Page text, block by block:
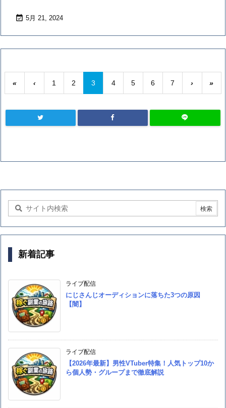
 5月 21, 2024
« ‹ 1 2 3 4 5 6 7 › »
新着記事
ライブ配信
にじさんじオーディションに落ちた3つの原因
【闇】
ライブ配信
【2026年最新】男性VTuber特集！人気トップ10か
ら個人勢・グループまで徹底解説